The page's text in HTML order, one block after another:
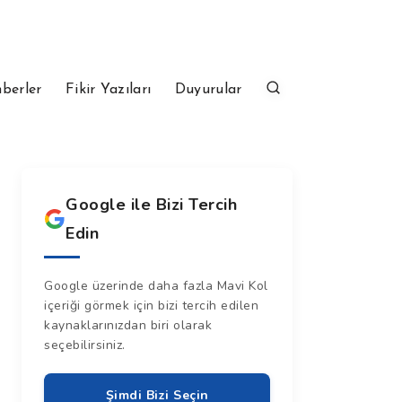
Fikir Yazıları Duyurular
Google ile Bizi Tercih
Edin
Google üzerinde daha fazla Mavi Kol
içeriği görmek için bizi tercih edilen
kaynaklarınızdan biri olarak
seçebilirsiniz.
Şimdi Bizi Seçin